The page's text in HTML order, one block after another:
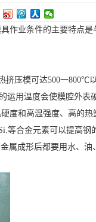
作业条件的主要特点
压模可达500一800℃
运用温度会使模腔外表
度和高温强度、高的
等合金元素可以提高钢
属成形后都要用水、油